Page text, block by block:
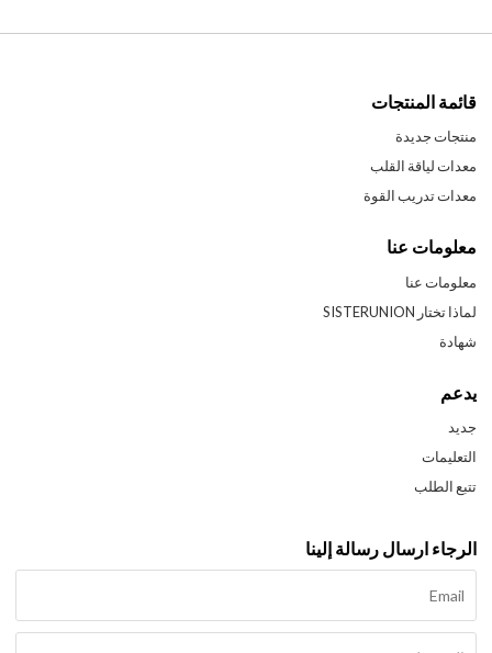
قائمة المنتجات
منتجات جديدة
معدات لياقة القلب
معدات تدريب القوة
معلومات عنا
معلومات عنا
لماذا تختار SISTERUNION
شهادة
يدعم
جديد
التعليمات
تتبع الطلب
الرجاء ارسال رسالة إلينا